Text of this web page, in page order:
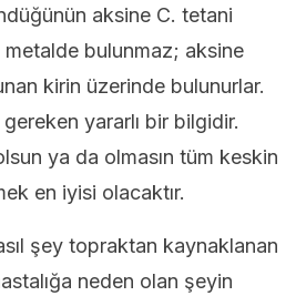
aksine C. tetani
metalde bulunmaz; aksine
kirin üzerinde bulunurlar.
gereken yararlı bir bilgidir.
ya da olmasın tüm keskin
en iyisi olacaktır.
şey topraktan kaynaklanan
neden olan şeyin